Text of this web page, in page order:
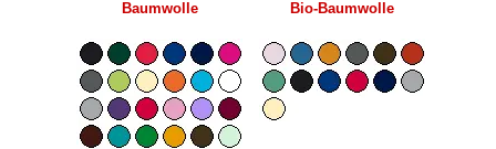
Baumwolle
Bio-Baumwolle